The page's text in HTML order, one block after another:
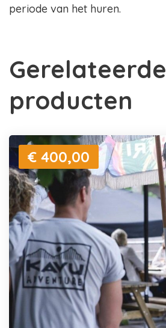
periode van het huren.
Gerelateerde
producten
€ 400,00